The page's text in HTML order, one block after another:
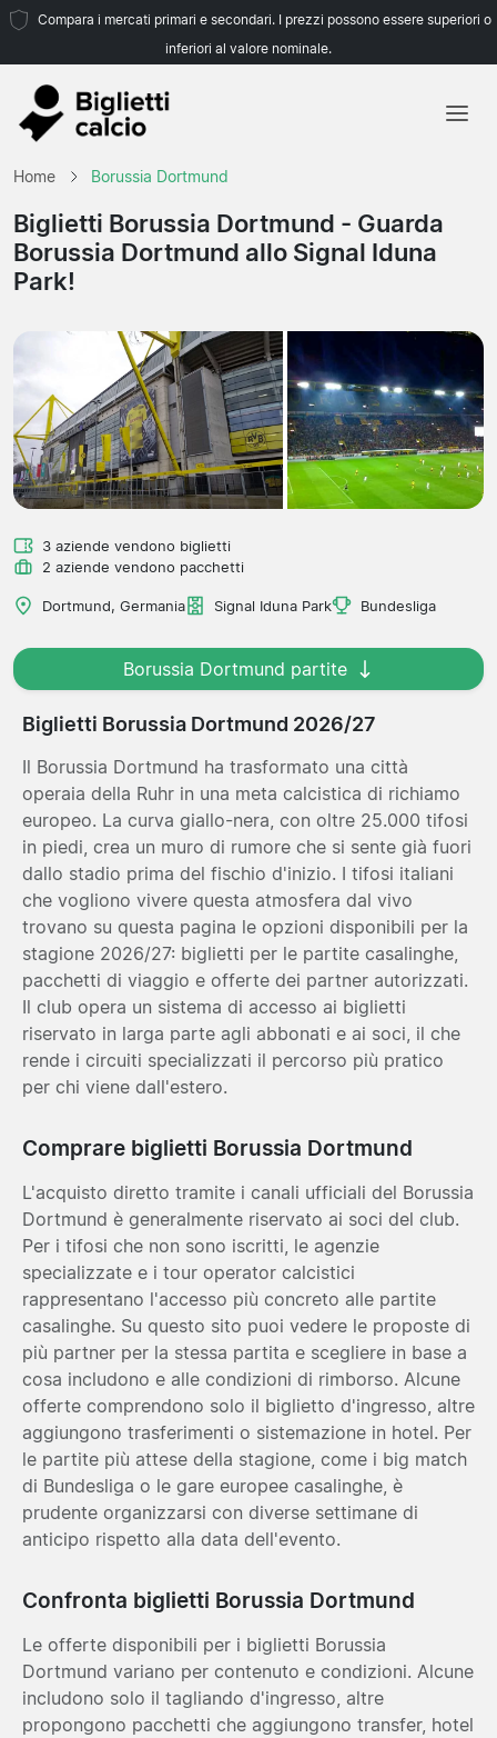
Compara i mercati primari e secondari. I prezzi possono essere superiori o
inferiori al valore nominale.
Squadre
Campionati
Home Borussia Dortmund
Biglietti Borussia Dortmund - Guarda
Borussia Dortmund allo Signal Iduna
Park!
3 aziende vendono biglietti
2 aziende vendono pacchetti
Dortmund, Germania Signal Iduna Park Bundesliga
Borussia Dortmund partite
Biglietti Borussia Dortmund 2026/27
Il Borussia Dortmund ha trasformato una città
operaia della Ruhr in una meta calcistica di richiamo
europeo. La curva giallo-nera, con oltre 25.000 tifosi
in piedi, crea un muro di rumore che si sente già fuori
dallo stadio prima del fischio d'inizio. I tifosi italiani
che vogliono vivere questa atmosfera dal vivo
trovano su questa pagina le opzioni disponibili per la
stagione 2026/27: biglietti per le partite casalinghe,
pacchetti di viaggio e offerte dei partner autorizzati.
Il club opera un sistema di accesso ai biglietti
riservato in larga parte agli abbonati e ai soci, il che
rende i circuiti specializzati il percorso più pratico
per chi viene dall'estero.
Comprare biglietti Borussia Dortmund
L'acquisto diretto tramite i canali ufficiali del Borussia
Dortmund è generalmente riservato ai soci del club.
Per i tifosi che non sono iscritti, le agenzie
specializzate e i tour operator calcistici
rappresentano l'accesso più concreto alle partite
casalinghe. Su questo sito puoi vedere le proposte di
più partner per la stessa partita e scegliere in base a
cosa includono e alle condizioni di rimborso. Alcune
offerte comprendono solo il biglietto d'ingresso, altre
aggiungono trasferimenti o sistemazione in hotel. Per
le partite più attese della stagione, come i big match
di Bundesliga o le gare europee casalinghe, è
prudente organizzarsi con diverse settimane di
anticipo rispetto alla data dell'evento.
Confronta biglietti Borussia Dortmund
Le offerte disponibili per i biglietti Borussia
Dortmund variano per contenuto e condizioni. Alcune
includono solo il tagliando d'ingresso, altre
propongono pacchetti che aggiungono transfer, hotel